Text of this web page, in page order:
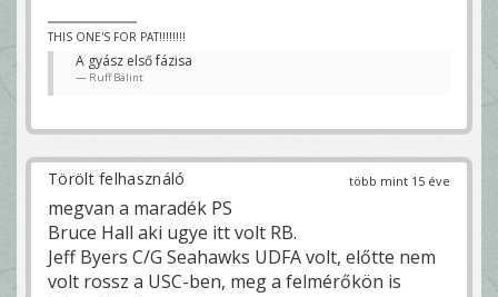
THIS ONE'S FOR PAT!!!!!!!!
A gyász első fázisa
Ruff Bálint
több mint 15 éve
Törölt felhasználó
megvan a maradék PS
Bruce Hall aki ugye itt volt RB.
Jeff Byers C/G Seahawks UDFA volt, előtte nem
volt rossz a USC-ben, meg a felmérőkön is